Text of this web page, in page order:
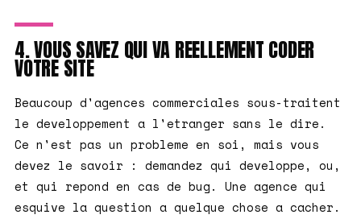
4. VOUS SAVEZ QUI VA REELLEMENT CODER
VOTRE SITE
Beaucoup d'agences commerciales sous-traitent
le developpement a l'etranger sans le dire.
Ce n'est pas un probleme en soi, mais vous
devez le savoir : demandez qui developpe, ou,
et qui repond en cas de bug. Une agence qui
esquive la question a quelque chose a cacher.